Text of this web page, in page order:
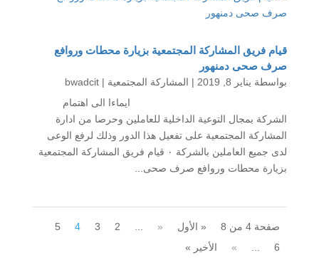
قيام فريق المشاركة المجتمعية بزيارة محطات وروافع
صرف صحى دمنهور
بواسطة ‪ bwadcit يناير 8, 2019 | المشاركة المجتمعية
ايماءا الى اهتمام
الشركة بمجال التوعية الداخلية للعاملين وحرصا من ادارة
المشاركة المجتمعية على تفعيل هذا الدور وذلك لرفع الوعى
لدى جميع العاملين بالشركة ٠ قيام فريق المشاركة المجتمعية
بزيارة محطات وروافع صرف صحى...
صفحة 4 من 8 « الأول «
2
3
4
5
6
» الأخير »